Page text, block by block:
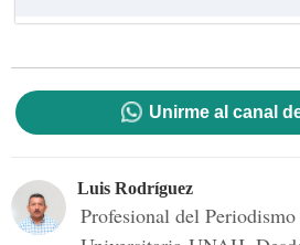
Unirme al canal
Luis Rodríguez
Profesional del